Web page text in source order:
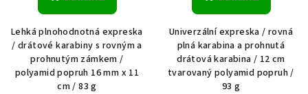
Lehká plnohodnotná expreska
/ drátové karabiny s rovným a
prohnutým zámkem /
polyamid popruh 16 mm x 11
cm / 83 g
Univerzální expreska / rovná
plná karabina a prohnutá
drátová karabina / 12 cm
tvarovaný polyamid popruh /
93 g